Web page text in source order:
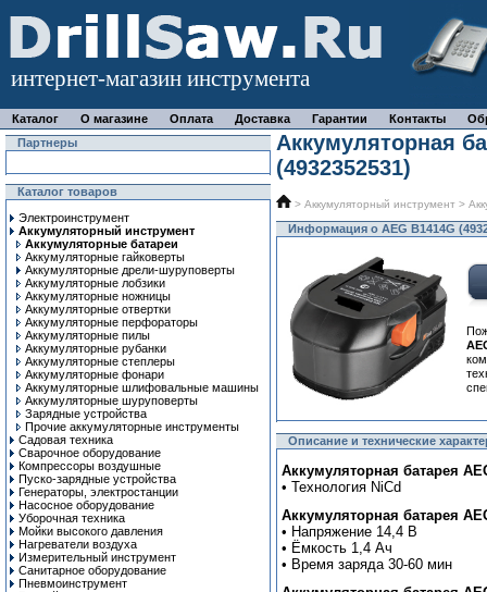
интернет-магазин инструмента
Каталог О магазине Оплата Доставка Гарантии Контакты
Партнеры
Каталог товаров
Электроинструмент
Аккумуляторный инструмент
Аккумуляторные батареи
Аккумуляторные гайковерты
Аккумуляторные дрели-шуруповерты
Аккумуляторные лобзики
Аккумуляторные ножницы
Аккумуляторные отвертки
Аккумуляторные перфораторы
Аккумуляторные пилы
Аккумуляторные рубанки
Аккумуляторные степлеры
Аккумуляторные фонари
Аккумуляторные шлифовальные машины
Аккумуляторные шуруповерты
Зарядные устройства
Прочие аккумуляторные инструменты
Садовая техника
Сварочное оборудование
Компрессоры воздушные
Пуско-зарядные устройства
Генераторы, электростанции
Насосное оборудование
Уборочная техника
Мойки высокого давления
Нагреватели воздуха
Измерительный инструмент
Санитарное оборудование
Пневмоинструмент
Аккумуляторная
(4932352531)
> Аккумуляторный инструмент >
Информация о AEG B1414G
Описание и технические
Аккумуляторная батарея
• Технология NiCd
Аккумуляторная батарея
• Напряжение 14,4 В
• Ёмкость 1,4 Ач
• Время заряда 30-60 мин